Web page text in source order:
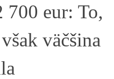
700 eur: To,
väčšina